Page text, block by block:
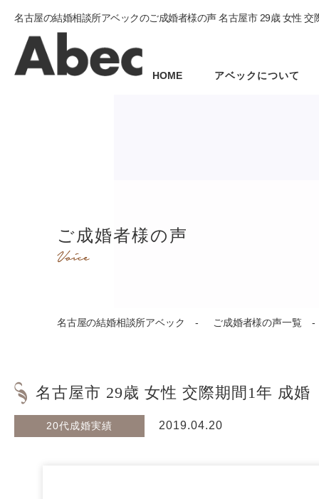
名古屋の結婚相談所アベックのご成婚者様の声 名古屋市 29歳 女性 交
HOME アベックについて
ご成婚者様の声
名古屋の結婚相談所アベック ご成婚者様の声一覧
名古屋市 29歳 女性 交際期間1年 成婚
20代成婚実績 2019.04.20